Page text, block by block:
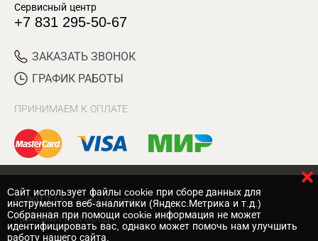
Сервисный центр
+7 831 295-50-67
ЗАКАЗАТЬ ЗВОНОК
ГРАФИК РАБОТЫ
ПРИНИМАЕМ К ОПЛАТЕ
© 2017 Магазин Хозяин
Нижний Новгород
Cайт использует файлы cookie при сборе данных для
инструментов веб-аналитики (Яндекс.Метрика и т.д.)
Собранная при помощи cookie информация не может
идентифицировать вас, однако может помочь нам улучшить
работу нашего сайта.